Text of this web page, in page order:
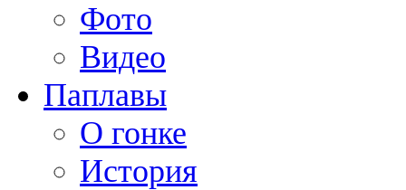
Фото
Видео
Паплавы
О гонке
История